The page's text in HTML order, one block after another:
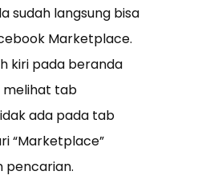
sudah langsung bisa
Marketplace.
kiri pada beranda
melihat tab
ada pada tab
“Marketplace”
pencarian.